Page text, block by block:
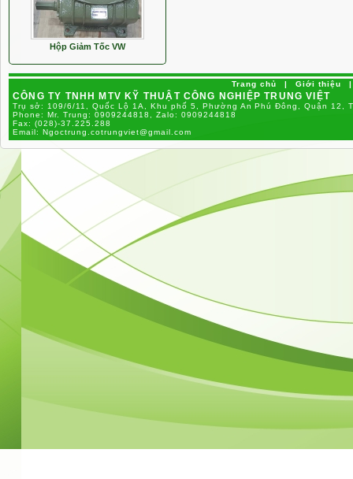
Hộp Giảm Tốc VW
Trang chủ | Giới thiệu |
CÔNG TY TNHH MTV KỸ THUẬT CÔNG NGHIỆP TRUNG VIỆT
Trụ sở: 109/6/11, Quốc Lộ 1A, Khu phố 5, Phường An Phú Đông, Quận 12,
Phone: Mr. Trung: 0909244818, Zalo: 0909244818
Fax: (028)-37.225.288
Email: Ngoctrung.cotrungviet@gmail.com